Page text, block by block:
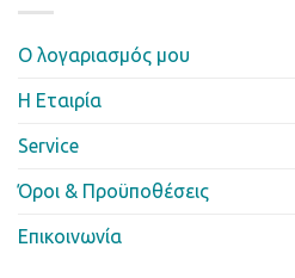
Ο λογαριασμός μου
Η Eταιρία
Service
Όροι & Προϋποθέσεις
Επικοινωνία